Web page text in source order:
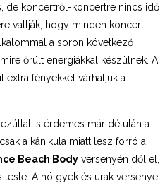
de koncertről-koncertre nincs idő
vallják, hogy minden koncert
a soron következő
őrült energiákkal készülnek. A
extra fényekkel várhatjuk a
is érdemes már délután a
a kánikula miatt lesz forró a
Beach Body versenyén dől el,
teste. A hölgyek és urak versenye